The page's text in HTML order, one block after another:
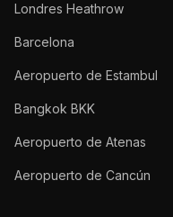
Londres Heathrow
Barcelona
Aeropuerto de Estambul
Bangkok BKK
Aeropuerto de Atenas
Aeropuerto de Cancún